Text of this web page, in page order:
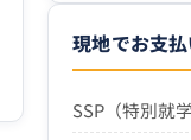
現地でお支
SSP（特別就